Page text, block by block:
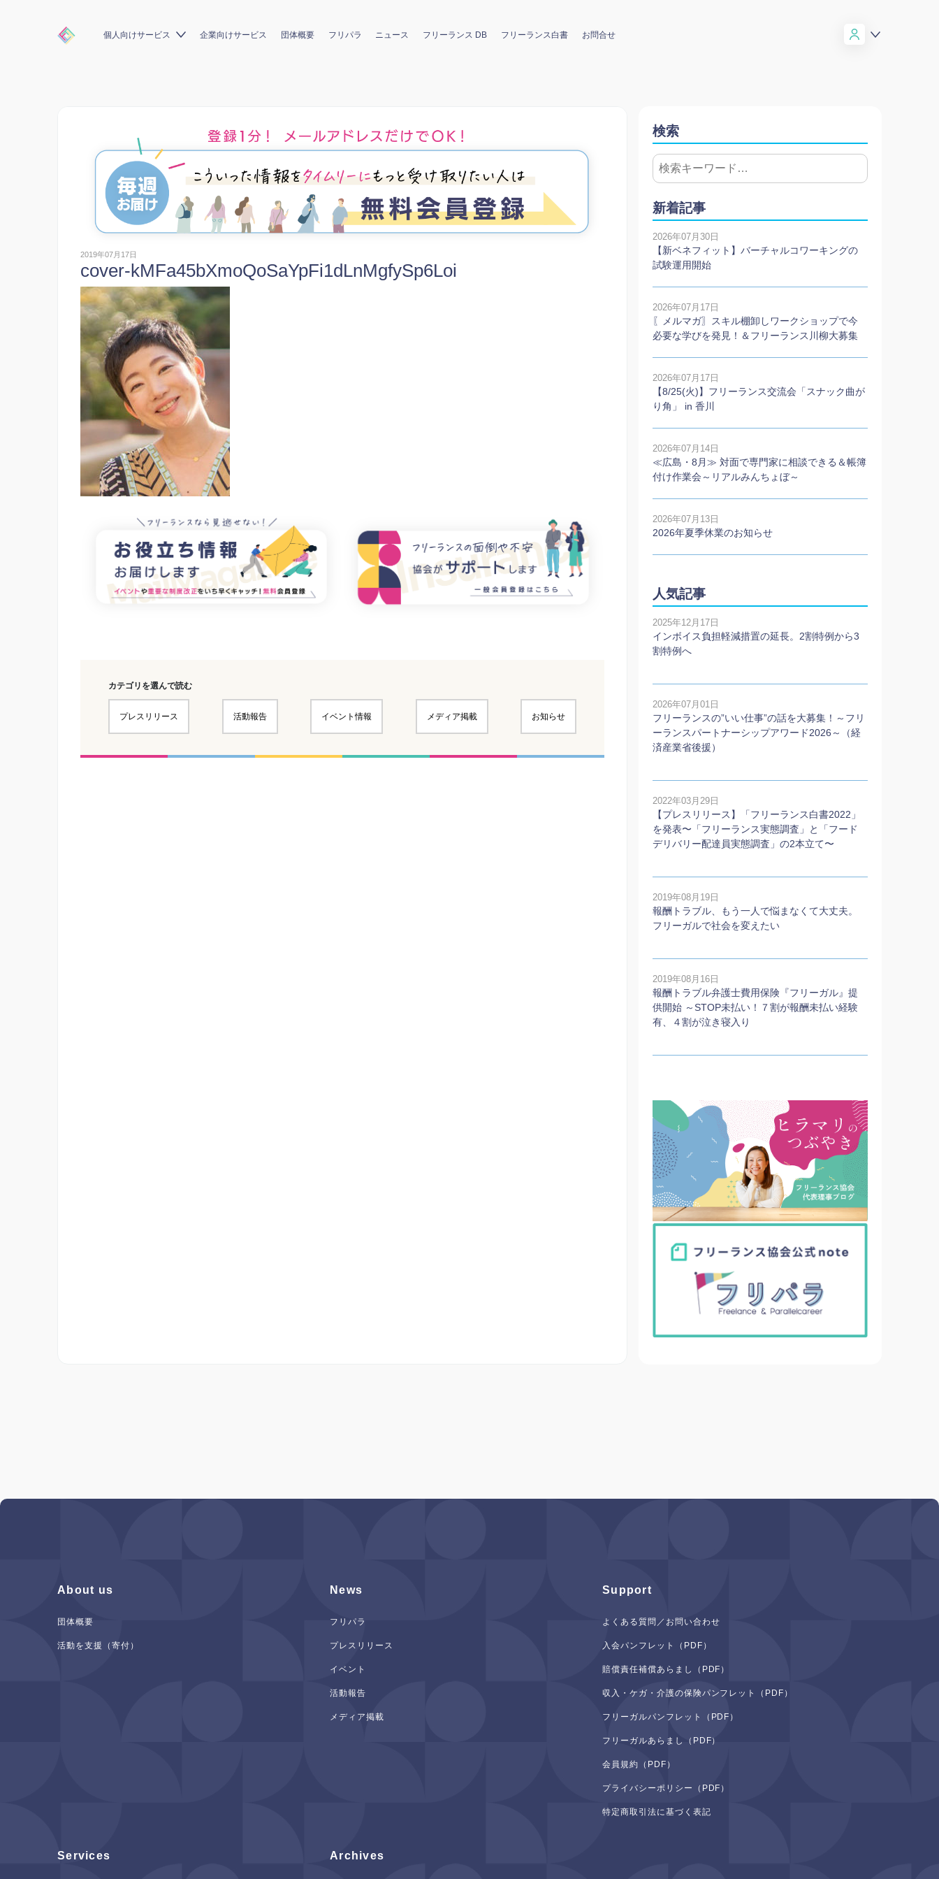
個人向けサービス 企業向けサービス 団体概要 フリパラ ニュース フリーランス DB フリーランス白書 お問合せ
2019年07月17日
cover-kMFa45bXmoQoSaYpFi1dLnMgfySp6Loi
カテゴリを選んで読む
プレスリリース 活動報告 イベント情報 メディア掲載 お知らせ
検索
新着記事
2026年07月30日
【新ベネフィット】バーチャルコワーキングの
試験運用開始
2026年07月17日
〖メルマガ〗スキル棚卸しワークショップで今
必要な学びを発見！＆フリーランス川柳大募集
2026年07月17日
【8/25(火)】フリーランス交流会「スナック曲が
り角」 in 香川
2026年07月14日
≪広島・8月≫ 対面で専門家に相談できる＆帳簿
付け作業会～リアルみんちょぼ～
2026年07月13日
2026年夏季休業のお知らせ
人気記事
2025年12月17日
インボイス負担軽減措置の延長。2割特例から3
割特例へ
2026年07月01日
フリーランスの”いい仕事”の話を大募集！～フリ
ーランスパートナーシップアワード2026～（経
済産業省後援）
2022年03月29日
【プレスリリース】「フリーランス白書2022」
を発表〜「フリーランス実態調査」と「フード
デリバリー配達員実態調査」の2本⽴て〜
2019年08月19日
報酬トラブル、もう一人で悩まなくて大丈夫。
フリーガルで社会を変えたい
2019年08月16日
報酬トラブル弁護士費用保険『フリーガル』提
供開始 ～STOP未払い！７割が報酬未払い経験
有、４割が泣き寝入り
About us
団体概要
活動を支援（寄付）
News
フリパラ
プレスリリース
イベント
活動報告
メディア掲載
Support
よくある質問／お問い合わせ
入会パンフレット（PDF）
賠償責任補償あらまし（PDF）
収入・ケガ・介護の保険パンフレット（PDF）
フリーガルパンフレット（PDF）
フリーガルあらまし（PDF）
会員規約（PDF）
プライバシーポリシー（PDF）
特定商取引法に基づく表記
Services Archives